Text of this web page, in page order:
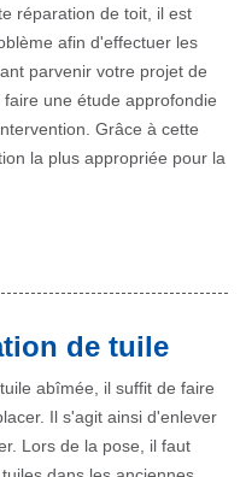
réparation de toit, il est
afin d'effectuer les
parvenir votre projet de
une étude approfondie
Grâce à cette
la plus appropriée pour la
de tuile
abîmée, il suffit de faire
Il s'agit ainsi d'enlever
Lors de la pose, il faut